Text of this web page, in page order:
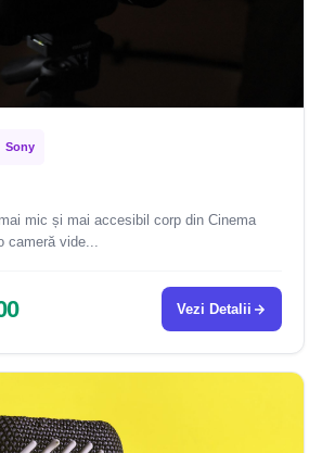
Sony
mic și mai accesibil corp din Cinema
cameră vide...
Vezi Detalii